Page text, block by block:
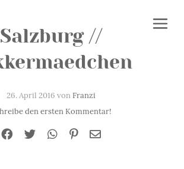
Salzburg //
26. April 2016 vonFranzi
den ersten Kommentar!